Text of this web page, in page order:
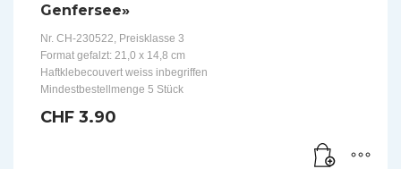
Genfersee»
Nr. CH-230522, Preisklasse 3
Format gefalzt: 21,0 x 14,8 cm
Haftklebecouvert weiss inbegriffen
Mindestbestellmenge 5 Stück
CHF 3.90